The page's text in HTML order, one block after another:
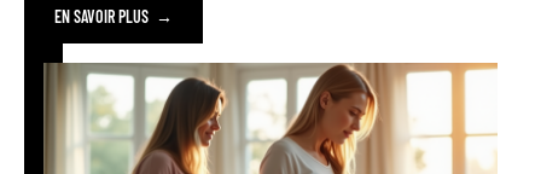
EN SAVOIR PLUS